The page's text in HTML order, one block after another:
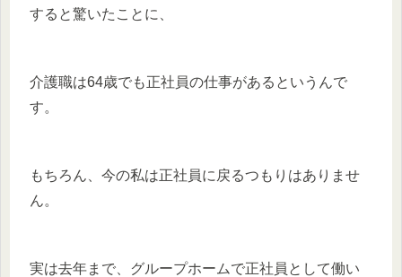
すると驚いたことに、
介護職は64歳でも正社員の仕事があるというんで
す。
もちろん、今の私は正社員に戻るつもりはありませ
ん。
実は去年まで、グループホームで正社員として働い